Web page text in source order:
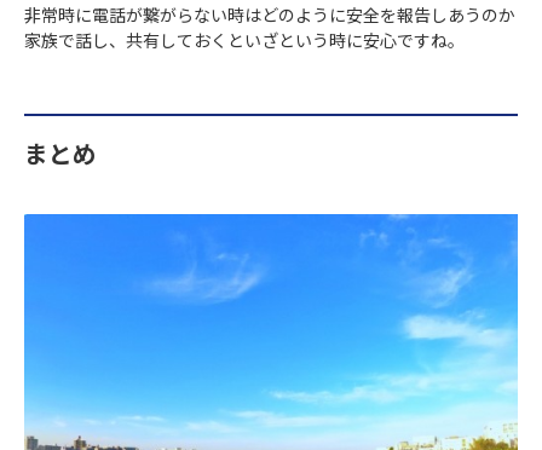
非常時に電話が繋がらない時はどのように安全を報告しあうのか
家族で話し、共有しておくといざという時に安心ですね。
まとめ